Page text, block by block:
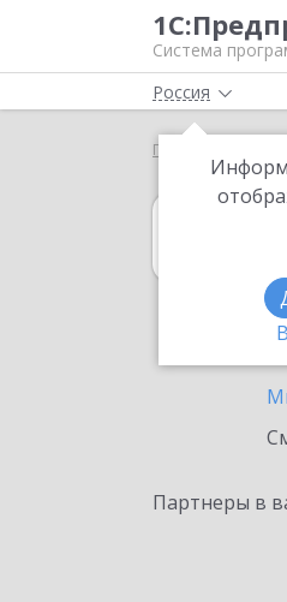
Система
Россия
Главная
Партнеры в